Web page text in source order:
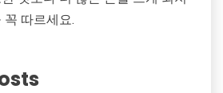
따르세요.